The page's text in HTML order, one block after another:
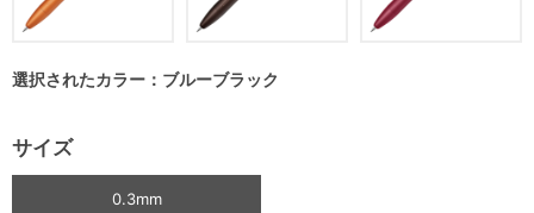
選択されたカラー：ブルーブラック
サイズ
0.3mm